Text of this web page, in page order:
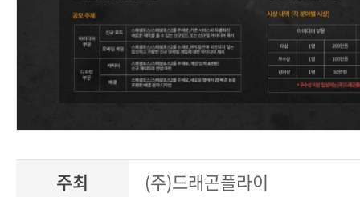
주최
(주)드래곤플라이